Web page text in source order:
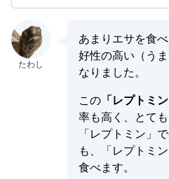
あまりエサを食
好性の高い（う
なりました。
この 「レプトミ
率も高く、とて
「レプトミン」
も、「レプトミ
食べます。